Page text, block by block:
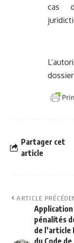
cas
Partager cet
article
ARTICLE
Application
pénalités
de l’article